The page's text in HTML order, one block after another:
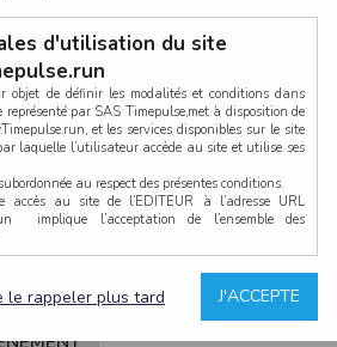
d'utilisation du site
objet de définir les modalités et conditions dans
par SAS Timepulse,met à disposition de
et les services disponibles sur le site
laquelle l’utilisateur accède au site et utilise ses
au respect des présentes conditions.
accès au site de l’EDITEUR à l’adresse URL
implique l’acceptation de l’ensemble des
www.timepulse.run, par quelque procédé que ce
et par écrit de Fourcherot Mickael et/ou de ses
J'ACCEPTE
le rappeler plus tard